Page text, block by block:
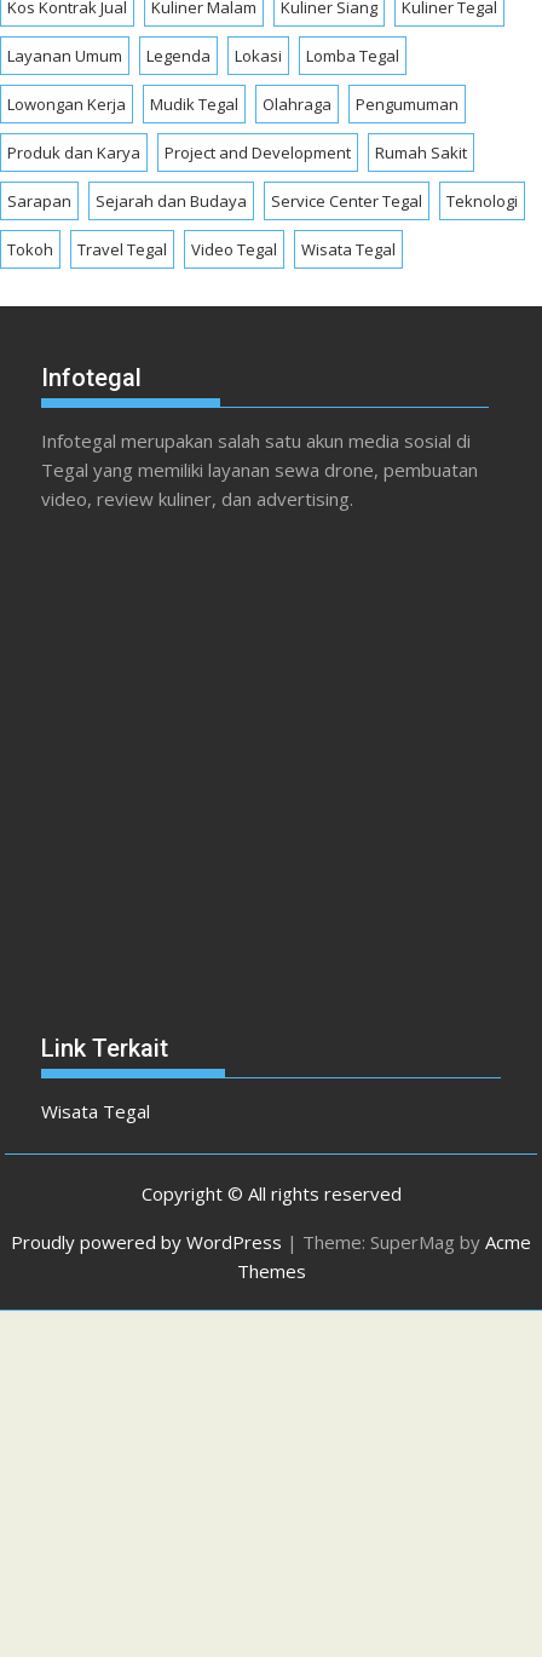
Kos Kontrak Jual Kuliner Malam Kuliner Siang Kuliner Tegal
Layanan Umum Legenda Lokasi Lomba Tegal
Lowongan Kerja Mudik Tegal Olahraga Pengumuman
Produk dan Karya Project and Development Rumah Sakit
Sarapan Sejarah dan Budaya Service Center Tegal Teknologi
Tokoh Travel Tegal Video Tegal Wisata Tegal
Infotegal
Infotegal merupakan salah satu akun media sosial di
Tegal yang memiliki layanan sewa drone, pembuatan
video, review kuliner, dan advertising.
Link Terkait
Wisata Tegal
Copyright © All rights reserved
Proudly powered by WordPress | Theme: SuperMag by Acme
Themes